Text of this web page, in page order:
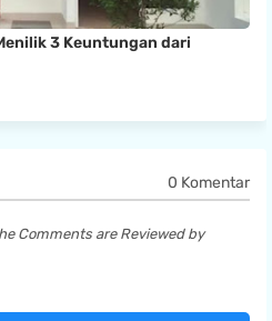
3 Keuntungan dari
0 Komentar
Comments are Reviewed by